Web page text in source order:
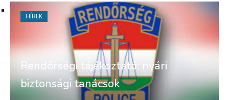
Rendőrségi tájékoztató: nyári
biztonsági tanácsok
HÍREK